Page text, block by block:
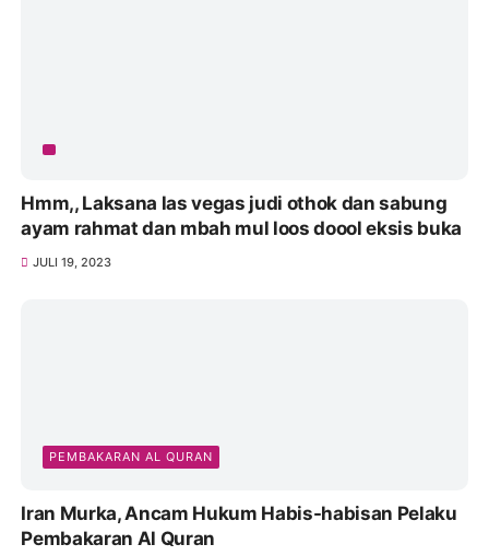
Hmm,, Laksana las vegas judi othok dan sabung
ayam rahmat dan mbah mul loos doool eksis buka
JULI 19, 2023
PEMBAKARAN AL QURAN
Iran Murka, Ancam Hukum Habis-habisan Pelaku
Pembakaran Al Quran